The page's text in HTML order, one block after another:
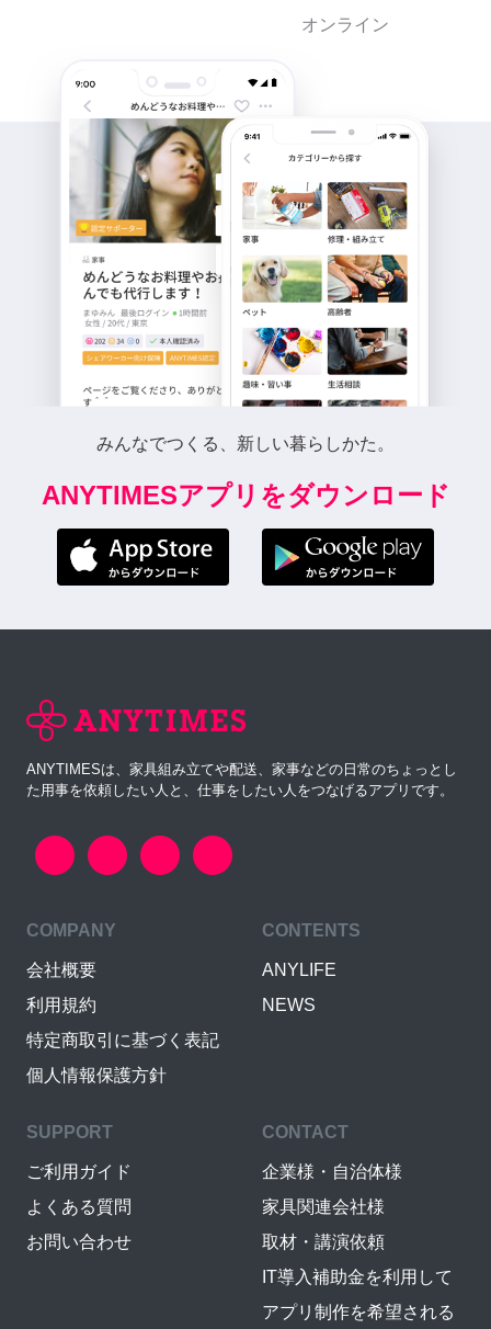
オンライン
みんなでつくる、新しい暮らしかた。
ANYTIMESアプリをダウンロード
ANYTIMESは、家具組み立てや配送、家事などの日常のちょっとし
た用事を依頼したい人と、仕事をしたい人をつなげるアプリです。
COMPANY
会社概要
利用規約
特定商取引に基づく表記
個人情報保護方針
CONTENTS
ANYLIFE
NEWS
SUPPORT
ご利用ガイド
よくある質問
お問い合わせ
CONTACT
企業様・自治体様
家具関連会社様
取材・講演依頼
IT導入補助金を利用して
アプリ制作を希望される